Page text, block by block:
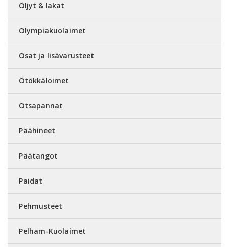
Öljyt & lakat
Olympiakuolaimet
Osat ja lisävarusteet
Ötökkäloimet
Otsapannat
Päähineet
Päätangot
Paidat
Pehmusteet
Pelham-Kuolaimet